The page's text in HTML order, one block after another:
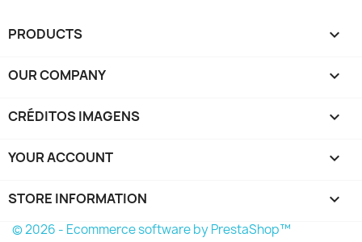
PRODUCTS 
OUR COMPANY 
CRÉDITOS IMAGENS 
YOUR ACCOUNT 
STORE INFORMATION keyboard_arrow_down
© 2026 - Ecommerce software by PrestaShop™